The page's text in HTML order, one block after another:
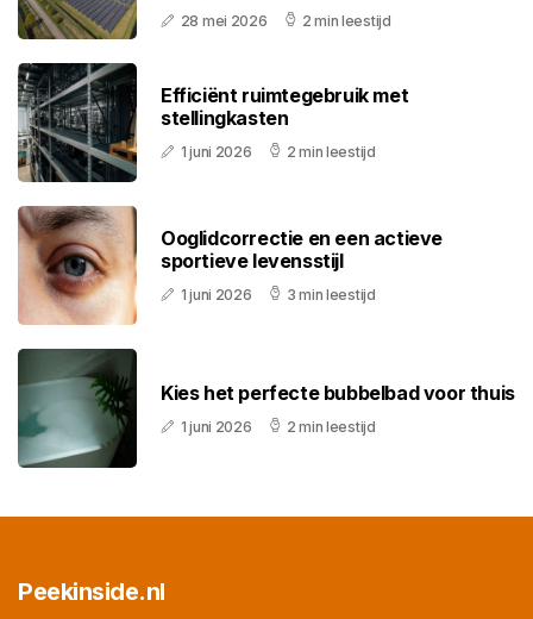
28 mei 2026 2 min leestijd
Efficiënt ruimtegebruik met
stellingkasten
1 juni 2026 2 min leestijd
Ooglidcorrectie en een actieve
sportieve levensstijl
1 juni 2026 3 min leestijd
Kies het perfecte bubbelbad voor thuis
1 juni 2026 2 min leestijd
Peekinside.nl